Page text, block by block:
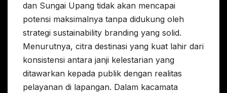
dan Sungai Upang tidak akan mencapai
potensi maksimalnya tanpa didukung oleh
strategi sustainability branding yang solid.
Menurutnya, citra destinasi yang kuat lahir dari
konsistensi antara janji kelestarian yang
ditawarkan kepada publik dengan realitas
pelayanan di lapangan. Dalam kacamata